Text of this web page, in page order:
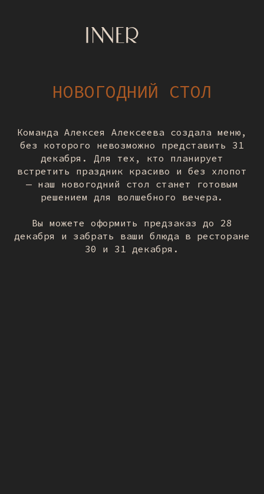
НОВОГОДНИЙ СТОЛ
Команда Алексея Алексеева создала меню,
без которого невозможно представить 31
декабря. Для тех, кто планирует
встретить праздник красиво и без хлопот
— наш новогодний стол станет готовым
решением для волшебного вечера.
Вы можете оформить предзаказ до 28
декабря и забрать ваши блюда в ресторане
30 и 31 декабря.